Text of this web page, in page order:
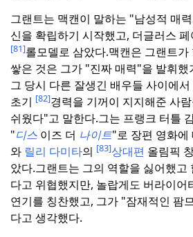
그랜트는 맥캔이 말하는 "남성적 매
신을 확립하기 시작했고, 더글러스
[81]롤모델로 삼았다.맥캔은 그랜트
쌓은 것은 그가 "진짜 매력"을 발휘했
그 당시 다른 잘생긴 배우들 사이에
초기 [82]경력을 기꺼이 지지해준 사
쉬웠다"고 말한다.그는 프랭크 터틀
"디스 이즈 더 나이트"로 장편 영화에
와 릴리 다미타의 [83]상대편 올림픽
았다.그랜트는 그의 역할을 싫어했고
다고 위협했지만, 놀랍게도 버라이어
연기를 칭찬했고, 그가 "잠재적인 팜
다고 생각했다.